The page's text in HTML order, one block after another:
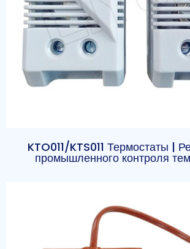
KTO011/KTS011 Термостаты |
промышленного контроля